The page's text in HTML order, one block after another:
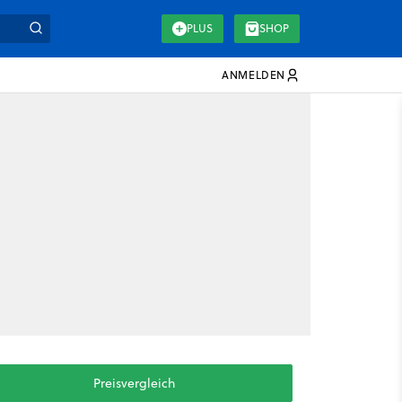
PLUS SHOP
ANMELDEN
Preisvergleich